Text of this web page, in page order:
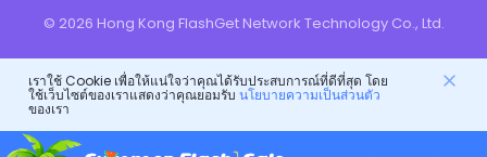
© 2026 Hong Kong FlashGet Network Technology Co., Ltd.
เราใช้ Cookie เพื่อให้แน่ใจว่าคุณได้รับประสบการณ์ที่ดีที่สุด โดย
ใช้เว็บไซต์ของเราแสดงว่าคุณยอมรับ นโยบายความเป็นส่วนตัว
ของเรา